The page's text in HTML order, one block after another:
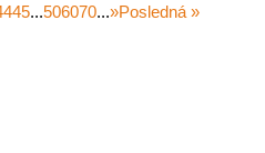
45...506070...»Posledná »